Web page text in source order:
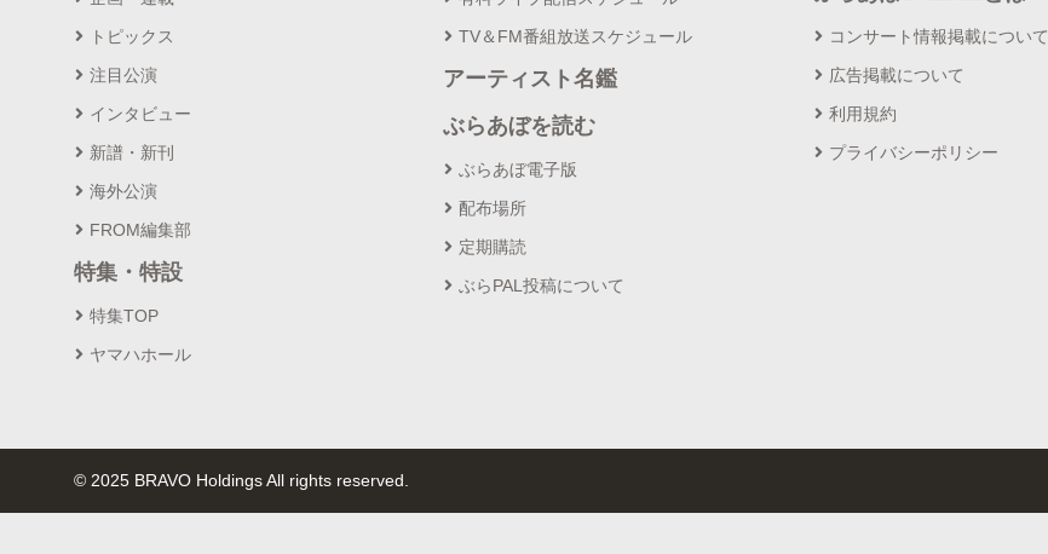
トピックス
注目公演
インタビュー
新譜・新刊
海外公演
FROM編集部
特集・特設
特集TOP
ヤマハホール
TV＆FM番組放送スケジュール
アーティスト名鑑
ぶらあぼを読む
ぶらあぼ電子版
配布場所
定期購読
ぶらPAL投稿について
コンサート情報掲載について
広告掲載について
利用規約
プライバシーポリシー
© 2025 BRAVO Holdings All rights reserved.